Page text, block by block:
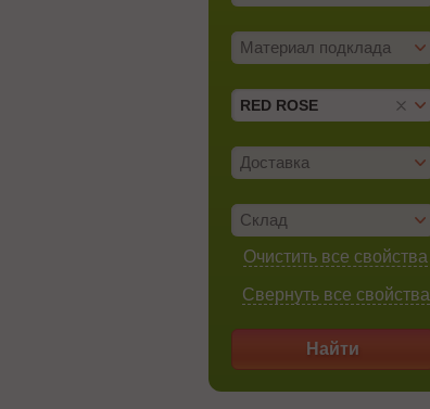
Материал подклада
RED ROSE
Доставка
Склад
Очистить все свойства
Свернуть все свойства
Найти